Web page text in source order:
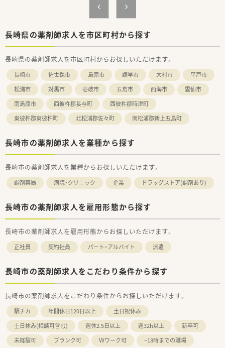
■全社員リフレッシュ休暇で年1回、連続5日間の休暇取得が可
■「子育てサポート企業」として、厚生労働大臣の認定を受けた
証でかつ継続的な促進をしている「プラチナくるみんマーク」の
■全店舗「調剤・監査・投薬」の流れのルールが統一されているた
めヘルプや異動の際も勤務しやすい環境です。
■パートの方も勤務実績に準じて法定通りの有給休暇がござい
ます。
＜学べる研修制度＞
■外来がん認定薬剤師や漢方専門薬剤師も在籍しています。
■外来がん認定、糖尿病や在宅をケアする専門薬剤師を育てるプ
ど、様々な活動を行っています。
■外来がん専門薬剤師2名による薬剤師を鍛える「マッスル研
修」、専属薬剤師による「漢方研修」、各店舗持ち回りで実施する
「専門科目研修」などがあります。
長崎県の薬剤師求人を市区町村から探す
長崎県の薬剤師求人を市区町村からお探しいただけます。
長崎市 佐世保市 島原市 諫早市 大村市
平戸市
松浦市
対馬市 壱岐市 五島市 西海市
雲仙市
南島原市
西彼杵郡長与町
西彼杵郡時津町
東彼杵郡東彼杵町
北松浦郡佐々町 南松浦郡新上五島町
長崎市の薬剤師求人を業種から探す
長崎市の薬剤師求人を業種からお探しいただけます。
調剤薬局 病院・クリニック 企業 ドラッグストア(調剤あり)
長崎市の薬剤師求人を雇用形態から探す
長崎市の薬剤師求人を雇用形態からお探しいただけます。
正社員 契約社員 パート・アルバイト 派遣
長崎市の薬剤師求人をこだわり条件から探す
長崎市の薬剤師求人をこだわり条件からお探しいただけます。
駅チカ 年間休日120日以上
土日祝休み
土日休み(相談可含む)
週休2.5日以上 週32h以上
新卒可
未経験可
ブランク可 Ｗワーク可
~18時までの職場